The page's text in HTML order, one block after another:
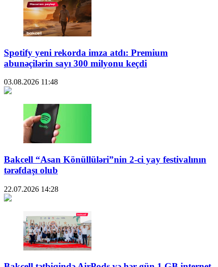
Spotify yeni rekorda imza atdı: Premium
abunəçilərin sayı 300 milyonu keçdi
03.08.2026 11:48
Bakcell “Asan Könüllüləri”nin 2-ci yay festivalının
tərəfdaşı olub
22.07.2026 14:28